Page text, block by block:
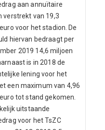
aan annuïtaire
verstrekt van 19,3
voor het stadion. De
hiervan bedraagt per
2019 14,6 miljoen
is in 2018 de
lening voor het
een maximum van 4,96
tot stand gekomen.
uitstaande
voor het TsZC